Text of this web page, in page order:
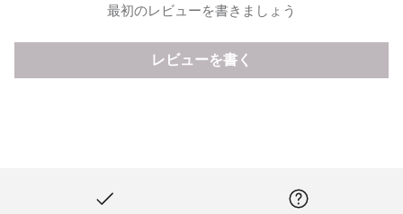
最初のレビューを書きましょう
レビューを書く